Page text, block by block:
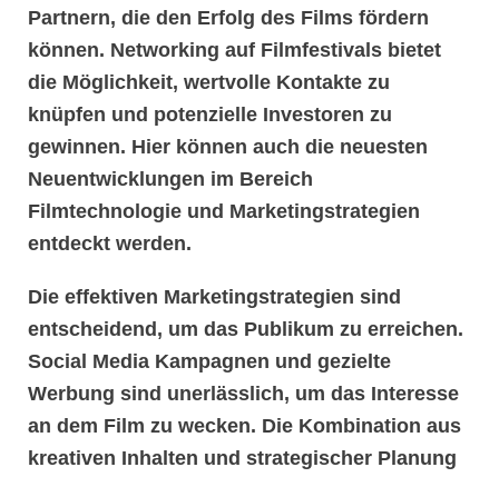
Partnern, die den Erfolg des Films fördern
können. Networking auf Filmfestivals bietet
die Möglichkeit, wertvolle Kontakte zu
knüpfen und potenzielle Investoren zu
gewinnen. Hier können auch die neuesten
Neuentwicklungen im Bereich
Filmtechnologie und Marketingstrategien
entdeckt werden.
Die effektiven Marketingstrategien sind
entscheidend, um das Publikum zu erreichen.
Social Media Kampagnen und gezielte
Werbung sind unerlässlich, um das Interesse
an dem Film zu wecken. Die Kombination aus
kreativen Inhalten und strategischer Planung